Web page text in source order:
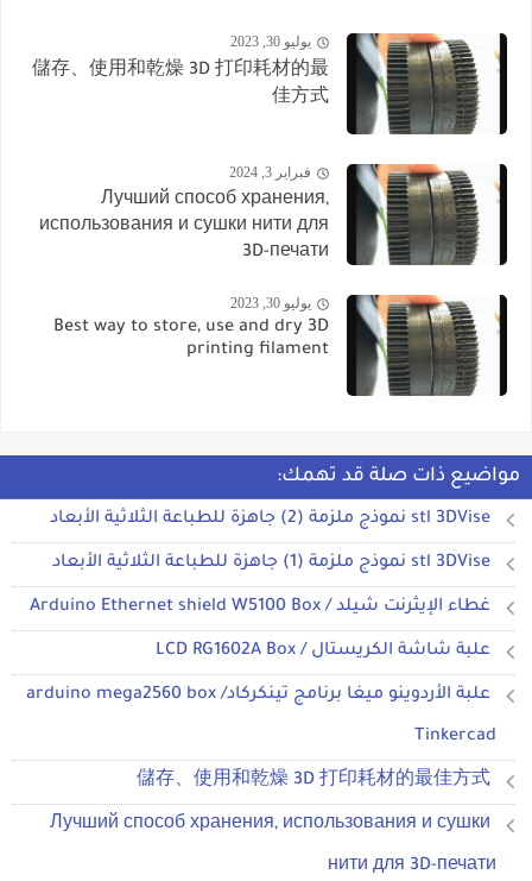
يوليو 30, 2023
儲存、使用和乾燥 3D 打印耗材的最
佳方式
فبراير 3, 2024
Лучший способ хранения,
использования и сушки нити для
3D-печати
يوليو 30, 2023
Best way to store, use and dry 3D
printing filament
مواضيع ذات صلة قد تهمك:
stl 3DVise نموذج ملزمة (2) جاهزة للطباعة الثلاثية الأبعاد
stl 3DVise نموذج ملزمة (1) جاهزة للطباعة الثلاثية الأبعاد
غطاء الإيثرنت شيلد / Arduino Ethernet shield W5100 Box
علبة شاشة الكريستال / LCD RG1602A Box
علبة الأردوينو ميغا برنامج تينكركاد/ arduino mega2560 box
Tinkercad
儲存、使用和乾燥 3D 打印耗材的最佳方式
Лучший способ хранения, использования и сушки
нити для 3D-печати